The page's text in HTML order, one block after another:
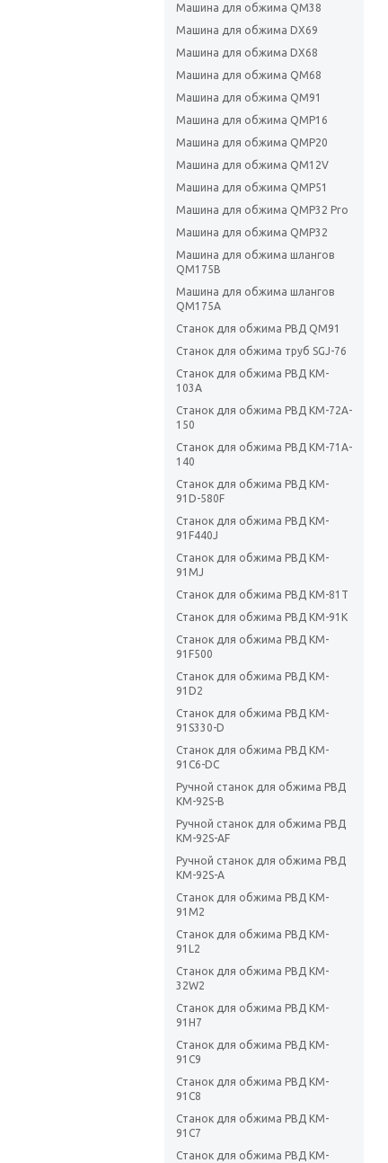
Машина для обжима QM38
Машина для обжима DX69
Машина для обжима DX68
Машина для обжима QM68
Машина для обжима QM91
Машина для обжима QMP16
Машина для обжима QMP20
Машина для обжима QM12V
Машина для обжима QMP51
Машина для обжима QMP32 Pro
Машина для обжима QMP32
Машина для обжима шлангов
QM175B
Машина для обжима шлангов
QM175A
Станок для обжима РВД QM91
Станок для обжима труб SGJ-76
Станок для обжима РВД KM-
103A
Станок для обжима РВД KM-72A-
150
Станок для обжима РВД KM-71A-
140
Станок для обжима РВД KM-
91D-580F
Станок для обжима РВД KM-
91F440J
Станок для обжима РВД KM-
91MJ
Станок для обжима РВД KM-81T
Станок для обжима РВД KM-91K
Станок для обжима РВД KM-
91F500
Станок для обжима РВД KM-
91D2
Станок для обжима РВД KM-
91S330-D
Станок для обжима РВД KM-
91C6-DC
Ручной станок для обжима РВД
KM-92S-B
Ручной станок для обжима РВД
KM-92S-AF
Ручной станок для обжима РВД
KM-92S-A
Станок для обжима РВД KM-
91M2
Станок для обжима РВД KM-
91L2
Станок для обжима РВД KM-
32W2
Станок для обжима РВД KM-
91H7
Станок для обжима РВД KM-
91C9
Станок для обжима РВД KM-
91C8
Станок для обжима РВД KM-
91C7
Станок для обжима РВД KM-